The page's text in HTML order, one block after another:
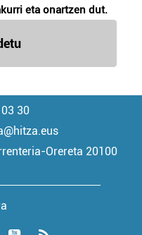
eta onartzen dut.
30
Orereta 20100